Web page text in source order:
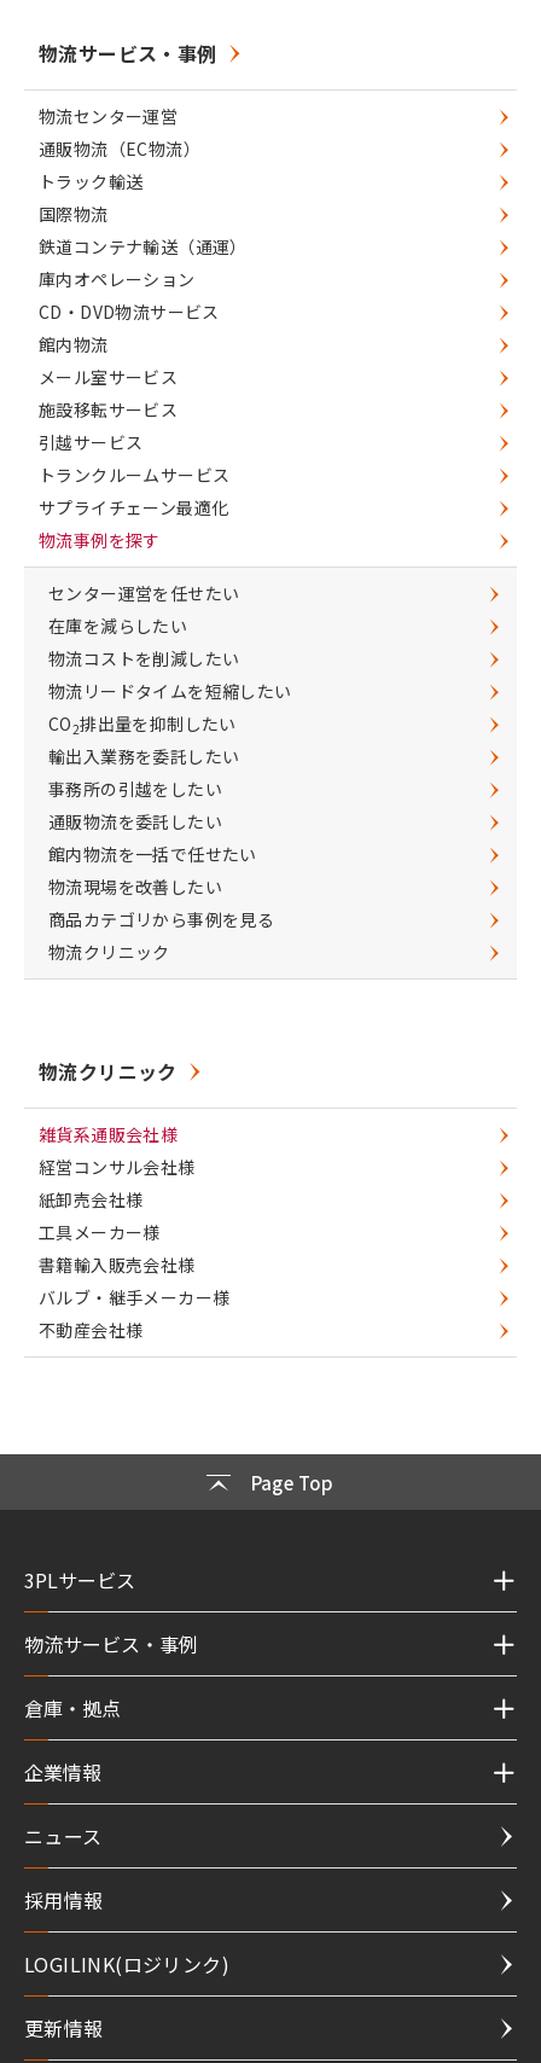
物流サービス・事例
物流センター運営
通販物流（EC物流）
トラック輸送
国際物流
鉄道コンテナ輸送（通運）
庫内オペレーション
CD・DVD物流サービス
館内物流
メール室サービス
施設移転サービス
引越サービス
トランクルームサービス
サプライチェーン最適化
物流事例を探す
センター運営を任せたい
在庫を減らしたい
物流コストを削減したい
物流リードタイムを短縮したい
CO2排出量を抑制したい
輸出入業務を委託したい
事務所の引越をしたい
通販物流を委託したい
館内物流を一括で任せたい
物流現場を改善したい
商品カテゴリから事例を見る
物流クリニック
物流クリニック
雑貨系通販会社様
経営コンサル会社様
紙卸売会社様
工具メーカー様
書籍輸入販売会社様
バルブ・継手メーカー様
不動産会社様
Page Top
3PLサービス
物流サービス・事例
倉庫・拠点
企業情報
ニュース
採用情報
LOGILINK(ロジリンク)
更新情報